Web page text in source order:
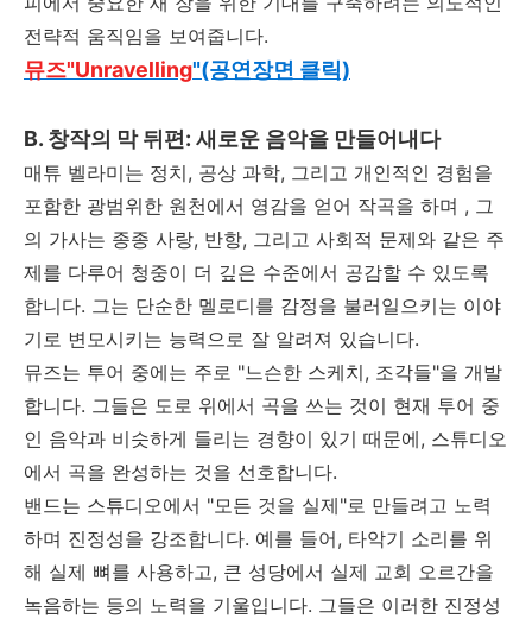
전략적 움직임을 보여줍니다.
뮤즈"Unravelling"(공연장면 클릭)
B. 창작의 막 뒤편 : 새로운 음악을 만들어내다
매튜 벨라미는 정치, 공상 과학, 그리고 개인적인 경험을
포함한 광범위한 원천에서 영감을 얻어 작곡을 하며 , 그
의 가사는 종종 사랑, 반항, 그리고 사회적 문제와 같은 주
제를 다루어 청중이 더 깊은 수준에서 공감할 수 있도록
합니다. 그는 단순한 멜로디를 감정을 불러일으키는 이야
기로 변모시키는 능력으로 잘 알려져 있습니다.
뮤즈는 투어 중에는 주로 "느슨한 스케치, 조각들"을 개발
합니다. 그들은 도로 위에서 곡을 쓰는 것이 현재 투어 중
인 음악과 비슷하게 들리는 경향이 있기 때문에, 스튜디오
에서 곡을 완성하는 것을 선호합니다.
밴드는 스튜디오에서 "모든 것을 실제"로 만들려고 노력
하며 진정성을 강조합니다. 예를 들어, 타악기 소리를 위
해 실제 뼈를 사용하고, 큰 성당에서 실제 교회 오르간을
녹음하는 등의 노력을 기울입니다. 그들은 이러한 진정성